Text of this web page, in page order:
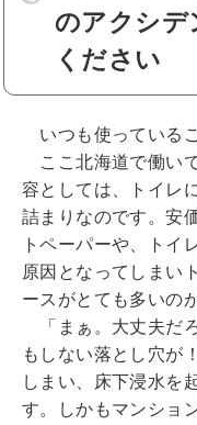
のアクシデ
ください
いつも使っている
ここ北海道で働い
容としては、トイレ
詰まりなのです。安
トペーパーや、トイ
原因となってしまい
ースがとても多いの
「まぁ。大丈夫だ
もしない落とし穴が
しまい、床下浸水を
す。しかもマンショ